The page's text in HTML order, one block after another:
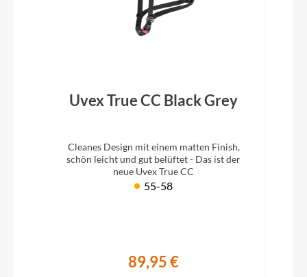
Uvex True CC Black Grey
Cleanes Design mit einem matten Finish,
schön leicht und gut belüftet - Das ist der
neue Uvex True CC
55-58
89,95 €